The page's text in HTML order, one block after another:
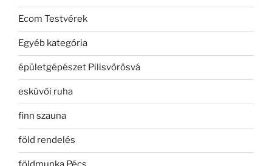
Ecom Testvérek
Egyéb kategória
épületgépészet Pilisvörösvá
esküvői ruha
finn szauna
föld rendelés